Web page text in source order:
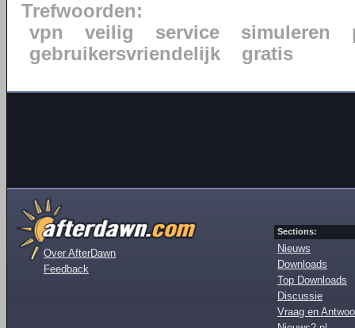
Trefwoorden:
vpn
veilig service simuleren
gebruikersvriendelijk
gratis
Over AfterDawn
Feedback
Sections:
Nieuws
Downloads
Top Downloads
Discussie
Vraag en